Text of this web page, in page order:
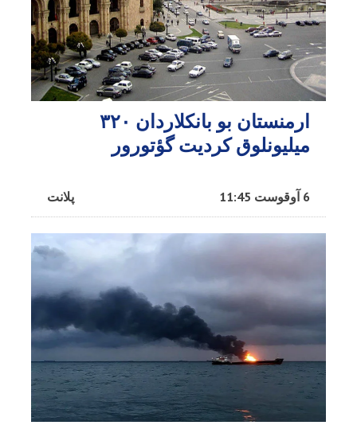
ارمنستان بو بانکلاردان ۳۲۰
میلیونلوق کردیت گؤتورور
پلانت 6 آوقوست 11:45